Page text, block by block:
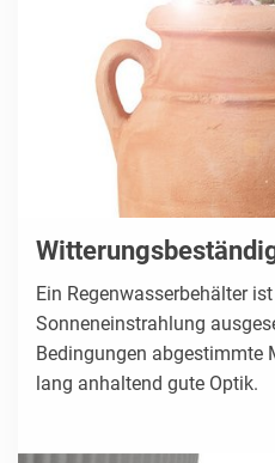
Ein Regenwasserbehälter
Sonneneinstrahlung
Bedingungen abgestimmte
lang anhaltend gute Optik.